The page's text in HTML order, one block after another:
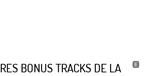
BONUS TRACKS DE LA